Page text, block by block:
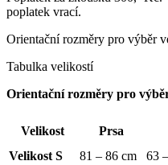
poplatek vrací.
Orientační rozměry pro výběr
Tabulka velikostí
Orientační rozměry pro
Velikost Prsa
Velikost S
81 – 86 cm 63